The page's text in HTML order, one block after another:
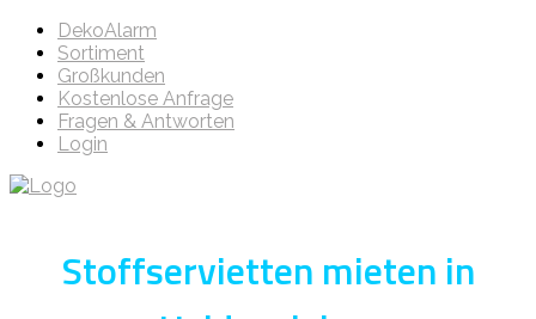
DekoAlarm
Sortiment
Großkunden
Kostenlose Anfrage
Fragen & Antworten
Login
Stoffservietten mieten in